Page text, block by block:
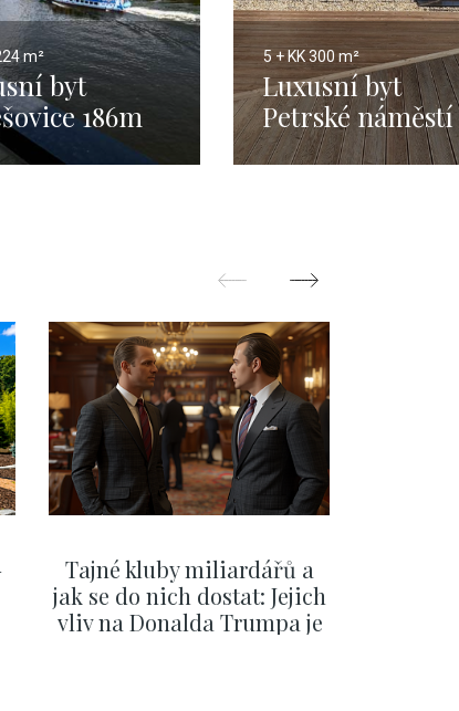
m²
byt
186m
5 + KK300 m²
Luxusní byt
Petrské náměstí
281 m 1
Tajné kluby miliardářů a
jak se do nich dostat: Jejich
vliv na Donalda Trumpa je